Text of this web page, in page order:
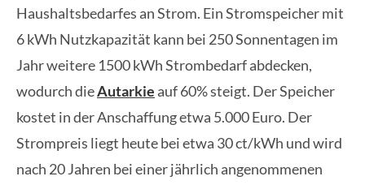
Haushaltsbedarfes an Strom. Ein Stromspeicher mit
6 kWh Nutzkapazität kann bei 250 Sonnentagen im
Jahr weitere 1500 kWh Strombedarf abdecken,
wodurch dieAutarkie auf 60% steigt. Der Speicher
kostet in der Anschaffung etwa 5.000 Euro. Der
Strompreis liegt heute bei etwa 30 ct/kWh und wird
nach 20 Jahren bei einer jährlich angenommenen